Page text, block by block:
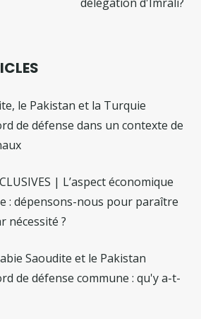
le Pakistan et la Turquie
de défense dans un contexte de
| L’aspect économique
: dépensons-nous pour paraître
nécessité ?
Saoudite et le Pakistan
de défense commune : qu'y a-t-